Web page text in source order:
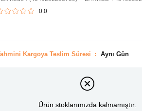
0.0
Kargoya Teslim Süresi : Aynı Gün
Ürün stoklarımızda kalmamıştır.